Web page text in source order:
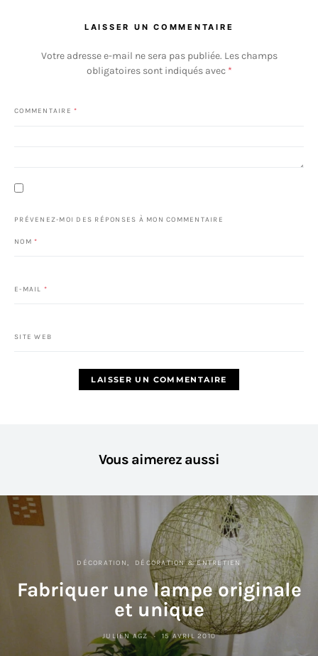
LAISSER UN COMMENTAIRE
Votre adresse e-mail ne sera pas publiée. Les champs
obligatoires sont indiqués avec *
COMMENTAIRE *
PRÉVENEZ-MOI DES RÉPONSES À MON COMMENTAIRE
NOM *
E-MAIL *
SITE WEB
Vous aimerez aussi
DÉCORATION DÉCORATION & ENTRETIEN
Fabriquer une lampe originale
et unique
JULIEN AGZ 15 AVRIL 2010